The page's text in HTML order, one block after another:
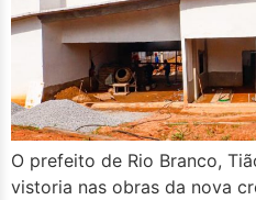
O prefeito de Rio Branco,
vistoria nas obras da nova